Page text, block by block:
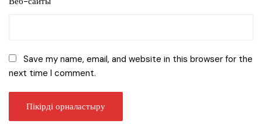
Save my name, email, and website in this browser for the
next time I comment.